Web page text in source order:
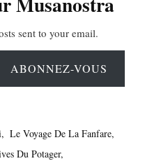
sent to your email.
ABONNEZ-VOUS
Le Voyage De La Fanfare
Du Potager